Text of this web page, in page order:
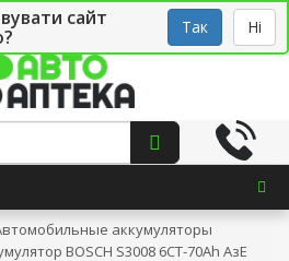
сайт
Так Ні
СТО Укр
аккумуляторы
BOSCH S3008 6СТ-70Ah АзЕ